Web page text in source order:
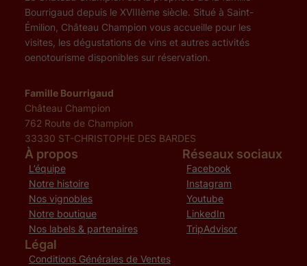
Bourrigaud depuis le XVIIIème siècle. Situé à Saint-
Émilion, Château Champion vous accueille pour les
visites, les dégustations de vins et autres activités
oenotourisme disponibles sur réservation.
Famille Bourrigaud
Château Champion
762 Route de Champion
33330 ST-CHRISTOPHE DES BARDES
À propos
L’équipe
Notre histoire
Nos vignobles
Notre boutique
Nos labels & partenaires
Réseaux sociaux
Facebook
Instagram
Youtube
LinkedIn
TripAdvisor
Légal
Conditions Générales de Ventes